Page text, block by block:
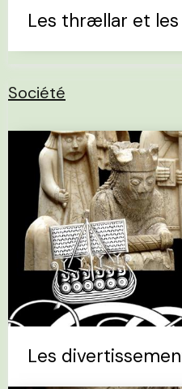
Les thrællar et les
Société
Les